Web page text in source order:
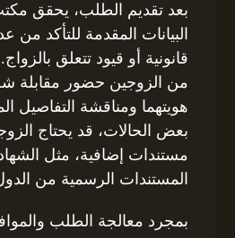
بعد تقديم الطلب، يحقق
البيانات المقدمة للتأكد
قانونية أو قيود تتعلق
من الزوجين حضور مقابلة
هويتهما ومناقشة التفاصيل
بعض الحالات، قد يحتاج
مستندات إضافية، مثل
المستندات الرسمية من الدول
بمجرد معالجة الطلب